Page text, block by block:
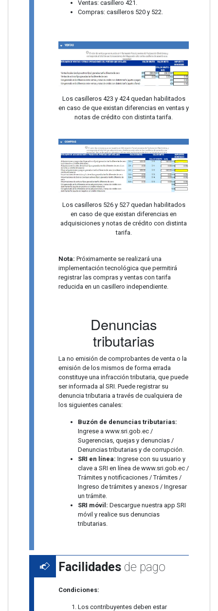
Ventas: casillero 421.
Compras: casilleros 520 y 522.
Los casilleros 423 y 424 quedan habilitados
en caso de que existan diferencias en ventas y
notas de crédito con distinta tarifa.
Los casilleros 526 y 527 quedan habilitados
en caso de que existan diferencias en
adquisiciones y notas de crédito con distinta
tarifa.
Nota: Próximamente se realizará una
implementación tecnológica que permitirá
registrar las compras y ventas con tarifa
reducida en un casillero independiente.
Denuncias
tributarias
La no emisión de comprobantes de venta o la
emisión de los mismos de forma errada
constituye una infracción tributaria, que puede
ser informada al SRI. Puede registrar su
denuncia tributaria a través de cualquiera de
los siguientes canales:
Buzón de denuncias tributarias:
Ingrese a www.sri.gob.ec /
Sugerencias, quejas y denuncias /
Denuncias tributarias y de corrupción.
SRI en línea: Ingrese con su usuario y
clave a SRI en línea de www.sri.gob.ec /
Trámites y notificaciones / Trámites /
Ingreso de trámites y anexos / Ingresar
un trámite.
SRI móvil: Descargue nuestra app SRI
móvil y realice sus denuncias
tributarias.
Facilidadesde pago
Condiciones:
Los contribuyentes deben estar